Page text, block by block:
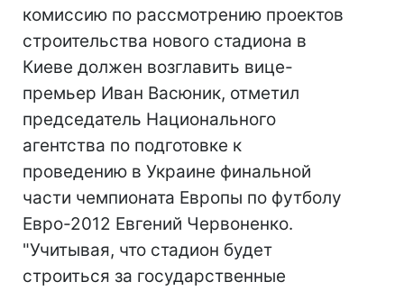
комиссию по рассмотрению проектов
строительства нового стадиона в
Киеве должен возглавить вице-
премьер Иван Васюник, отметил
председатель Национального
агентства по подготовке к
проведению в Украине финальной
части чемпионата Европы по футболу
Евро-2012 Евгений Червоненко.
"Учитывая, что стадион будет
строиться за государственные